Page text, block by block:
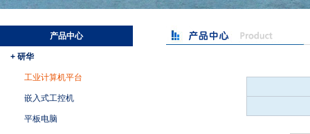
产品中心
+ 研华
工业计算机平台
嵌入式工控机
平板电脑